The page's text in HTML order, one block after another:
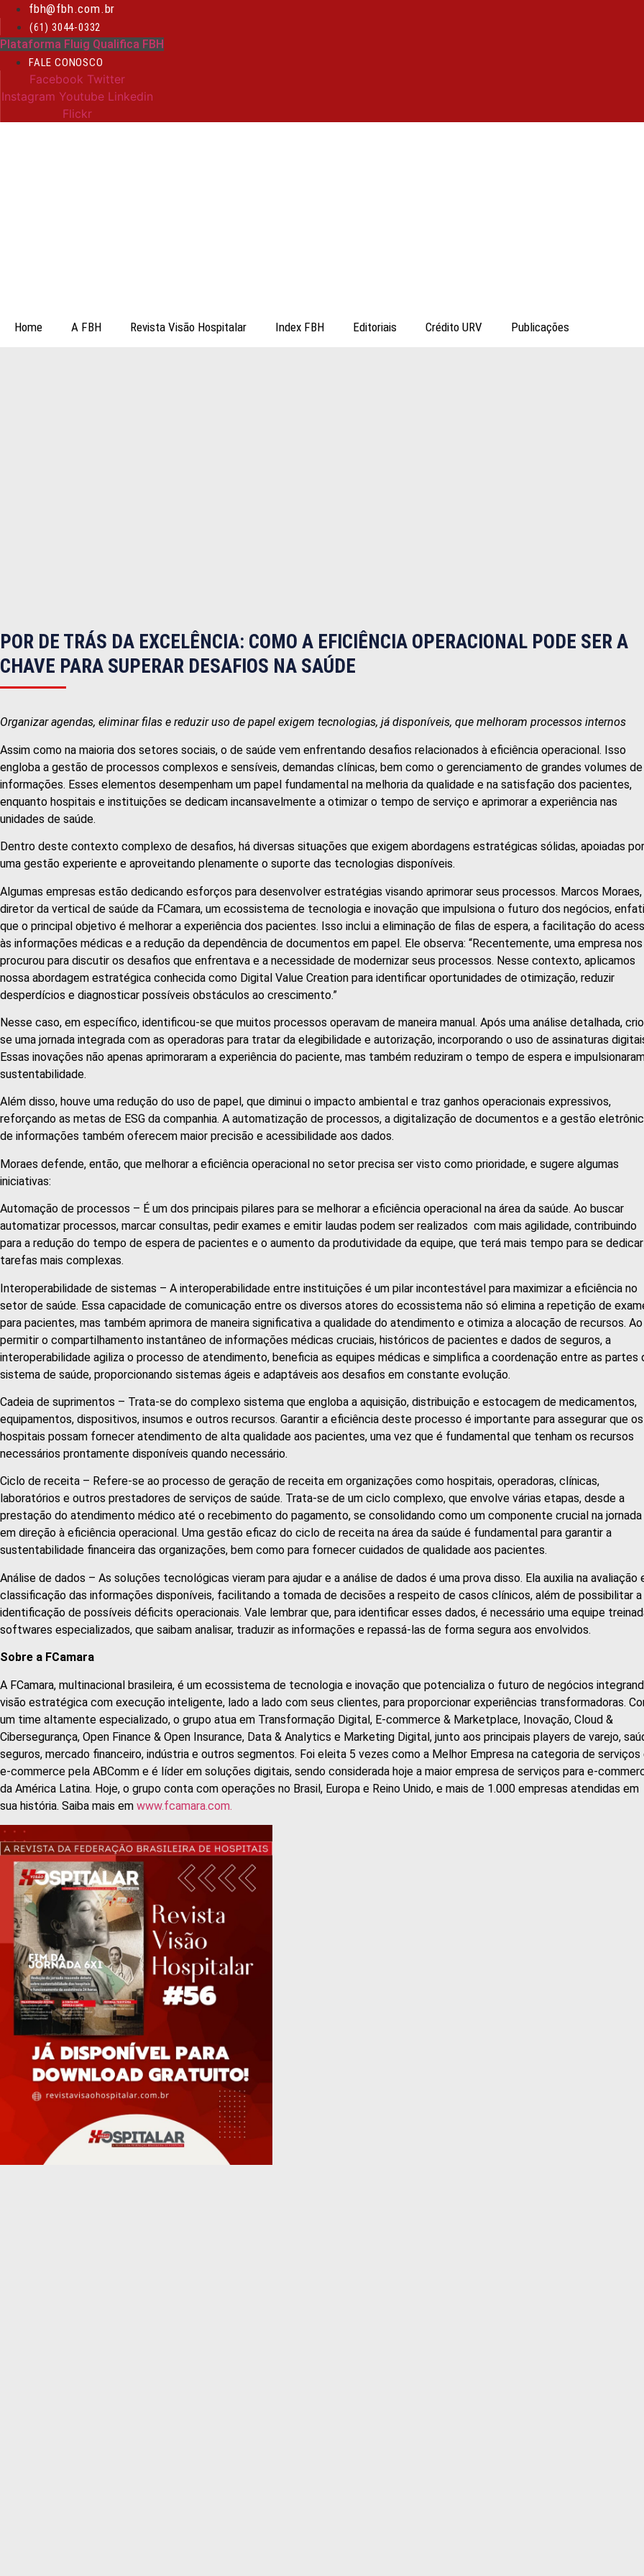
para
o
conteúdo
fbh@fbh.com.br
(61) 3044-0332
Plataforma Fluig Qualifica FBH
FALE CONOSCO
Facebook Twitter
Instagram Youtube Linkedin
Flickr
Home A FBH Revista Visão Hospitalar Index FBH Editoriais Crédito URV Publicações
POR DE TRÁS DA EXCELÊNCIA: COMO A EFICIÊNCIA OPERACIONAL PODE SER A
CHAVE PARA SUPERAR DESAFIOS NA SAÚDE
Organizar agendas, eliminar filas e reduzir uso de papel exigem tecnologias, já disponíveis, que melhoram processos internos
Assim como na maioria dos setores sociais, o de saúde vem enfrentando desafios relacionados à eficiência operacional. Isso
engloba a gestão de processos complexos e sensíveis, demandas clínicas, bem como o gerenciamento de grandes volumes de
informações. Esses elementos desempenham um papel fundamental na melhoria da qualidade e na satisfação dos pacientes,
enquanto hospitais e instituições se dedicam incansavelmente a otimizar o tempo de serviço e aprimorar a experiência nas
unidades de saúde.
Dentro deste contexto complexo de desafios, há diversas situações que exigem abordagens estratégicas sólidas, apoiadas por
uma gestão experiente e aproveitando plenamente o suporte das tecnologias disponíveis.
Algumas empresas estão dedicando esforços para desenvolver estratégias visando aprimorar seus processos. Marcos Moraes,
diretor da vertical de saúde da FCamara, um ecossistema de tecnologia e inovação que impulsiona o futuro dos negócios,
que o principal objetivo é melhorar a experiência dos pacientes. Isso inclui a eliminação de filas de espera, a facilitação do
às informações médicas e a redução da dependência de documentos em papel. Ele observa: “Recentemente, uma empresa nos
procurou para discutir os desafios que enfrentava e a necessidade de modernizar seus processos. Nesse contexto, aplicamos
nossa abordagem estratégica conhecida como Digital Value Creation para identificar oportunidades de otimização, reduzir
desperdícios e diagnosticar possíveis obstáculos ao crescimento.”
Nesse caso, em específico, identificou-se que muitos processos operavam de maneira manual. Após uma análise detalhada,
se uma jornada integrada com as operadoras para tratar da elegibilidade e autorização, incorporando o uso de assinaturas
Essas inovações não apenas aprimoraram a experiência do paciente, mas também reduziram o tempo de espera e
sustentabilidade.
Além disso, houve uma redução do uso de papel, que diminui o impacto ambiental e traz ganhos operacionais expressivos,
reforçando as metas de ESG da companhia. A automatização de processos, a digitalização de documentos e a gestão
de informações também oferecem maior precisão e acessibilidade aos dados.
Moraes defende, então, que melhorar a eficiência operacional no setor precisa ser visto como prioridade, e sugere algumas
iniciativas:
Automação de processos – É um dos principais pilares para se melhorar a eficiência operacional na área da saúde. Ao buscar
automatizar processos, marcar consultas, pedir exames e emitir laudas podem ser realizados com mais agilidade, contribuindo
para a redução do tempo de espera de pacientes e o aumento da produtividade da equipe, que terá mais tempo para se
tarefas mais complexas.
Interoperabilidade de sistemas – A interoperabilidade entre instituições é um pilar incontestável para maximizar a eficiência no
setor de saúde. Essa capacidade de comunicação entre os diversos atores do ecossistema não só elimina a repetição de
para pacientes, mas também aprimora de maneira significativa a qualidade do atendimento e otimiza a alocação de recursos. Ao
permitir o compartilhamento instantâneo de informações médicas cruciais, históricos de pacientes e dados de seguros, a
interoperabilidade agiliza o processo de atendimento, beneficia as equipes médicas e simplifica a coordenação entre as partes
sistema de saúde, proporcionando sistemas ágeis e adaptáveis aos desafios em constante evolução.
Cadeia de suprimentos – Trata-se do complexo sistema que engloba a aquisição, distribuição e estocagem de medicamentos,
equipamentos, dispositivos, insumos e outros recursos. Garantir a eficiência deste processo é importante para assegurar que os
hospitais possam fornecer atendimento de alta qualidade aos pacientes, uma vez que é fundamental que tenham os recursos
necessários prontamente disponíveis quando necessário.
Ciclo de receita – Refere-se ao processo de geração de receita em organizações como hospitais, operadoras, clínicas,
laboratórios e outros prestadores de serviços de saúde. Trata-se de um ciclo complexo, que envolve várias etapas, desde a
prestação do atendimento médico até o recebimento do pagamento, se consolidando como um componente crucial na jornada
em direção à eficiência operacional. Uma gestão eficaz do ciclo de receita na área da saúde é fundamental para garantir a
sustentabilidade financeira das organizações, bem como para fornecer cuidados de qualidade aos pacientes.
Análise de dados – As soluções tecnológicas vieram para ajudar e a análise de dados é uma prova disso. Ela auxilia na avaliação
classificação das informações disponíveis, facilitando a tomada de decisões a respeito de casos clínicos, além de possibilitar a
identificação de possíveis déficits operacionais. Vale lembrar que, para identificar esses dados, é necessário uma equipe
softwares especializados, que saibam analisar, traduzir as informações e repassá-las de forma segura aos envolvidos.
Sobre a FCamara
A FCamara, multinacional brasileira, é um ecossistema de tecnologia e inovação que potencializa o futuro de negócios
visão estratégica com execução inteligente, lado a lado com seus clientes, para proporcionar experiências transformadoras.
um time altamente especializado, o grupo atua em Transformação Digital, E-commerce & Marketplace, Inovação, Cloud &
Cibersegurança, Open Finance & Open Insurance, Data & Analytics e Marketing Digital, junto aos principais players de varejo,
seguros, mercado financeiro, indústria e outros segmentos. Foi eleita 5 vezes como a Melhor Empresa na categoria de serviços
e-commerce pela ABComm e é líder em soluções digitais, sendo considerada hoje a maior empresa de serviços para e-
da América Latina. Hoje, o grupo conta com operações no Brasil, Europa e Reino Unido, e mais de 1.000 empresas atendidas em
sua história. Saiba mais em www.fcamara.com.